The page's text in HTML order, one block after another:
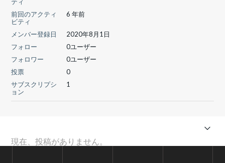
前回のアクティ
ビティ
6 年前
メンバー登録日
2020年8月1日
フォロー
0ユーザー
フォロワー
0ユーザー
投票
0
サブスクリプシ
ョン
1
現在、投稿がありません。